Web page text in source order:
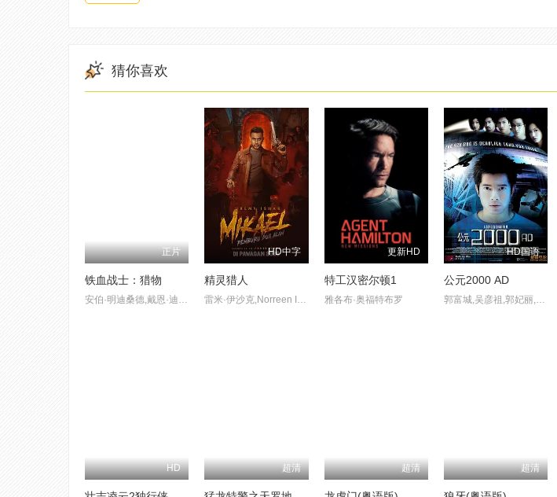
猜你喜欢
正片
铁血战士：猎物
安伯·明迪桑德,戴恩·迪利格罗,斯蒂芬·马蒂亚斯,斯托米·基普,达寇塔·比弗
HD中字
精灵猎人
雷米·伊沙克,Norreen Iman,吕杨,Alicia Amin
更新HD
特工汉密尔顿1
雅各布·奥福特布罗
HD国语
公元2000 AD
郭富城,吴彦祖,郭妃丽,吴镇宇,连凯,吕良伟,蔡乐芝,许美珍,赖兴祥
HD 超清 超清 超清